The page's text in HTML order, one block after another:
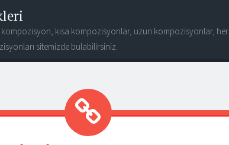
kısa kompozisyonlar, uzun kompozisyonlar, her
sitemizde bulabilirsiniz.